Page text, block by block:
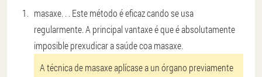
masaxe. . . Este método é eficaz cando se usa
regularmente. A principal vantaxe é que é absolutamente
imposible prexudicar a saúde coa masaxe.
A técnica de masaxe aplícase a un órgano previamente